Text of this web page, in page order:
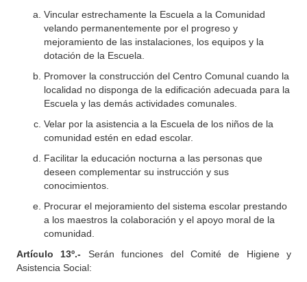
Vincular estrechamente la Escuela a la Comunidad
velando permanentemente por el progreso y
mejoramiento de las instalaciones, los equipos y la
dotación de la Escuela.
Promover la construcción del Centro Comunal cuando la
localidad no disponga de la edificación adecuada para la
Escuela y las demás actividades comunales.
Velar por la asistencia a la Escuela de los niños de la
comunidad estén en edad escolar.
Facilitar la educación nocturna a las personas que
deseen complementar su instrucción y sus
conocimientos.
Procurar el mejoramiento del sistema escolar prestando
a los maestros la colaboración y el apoyo moral de la
comunidad.
Artículo 13º.- Serán funciones del Comité de Higiene y
Asistencia Social: